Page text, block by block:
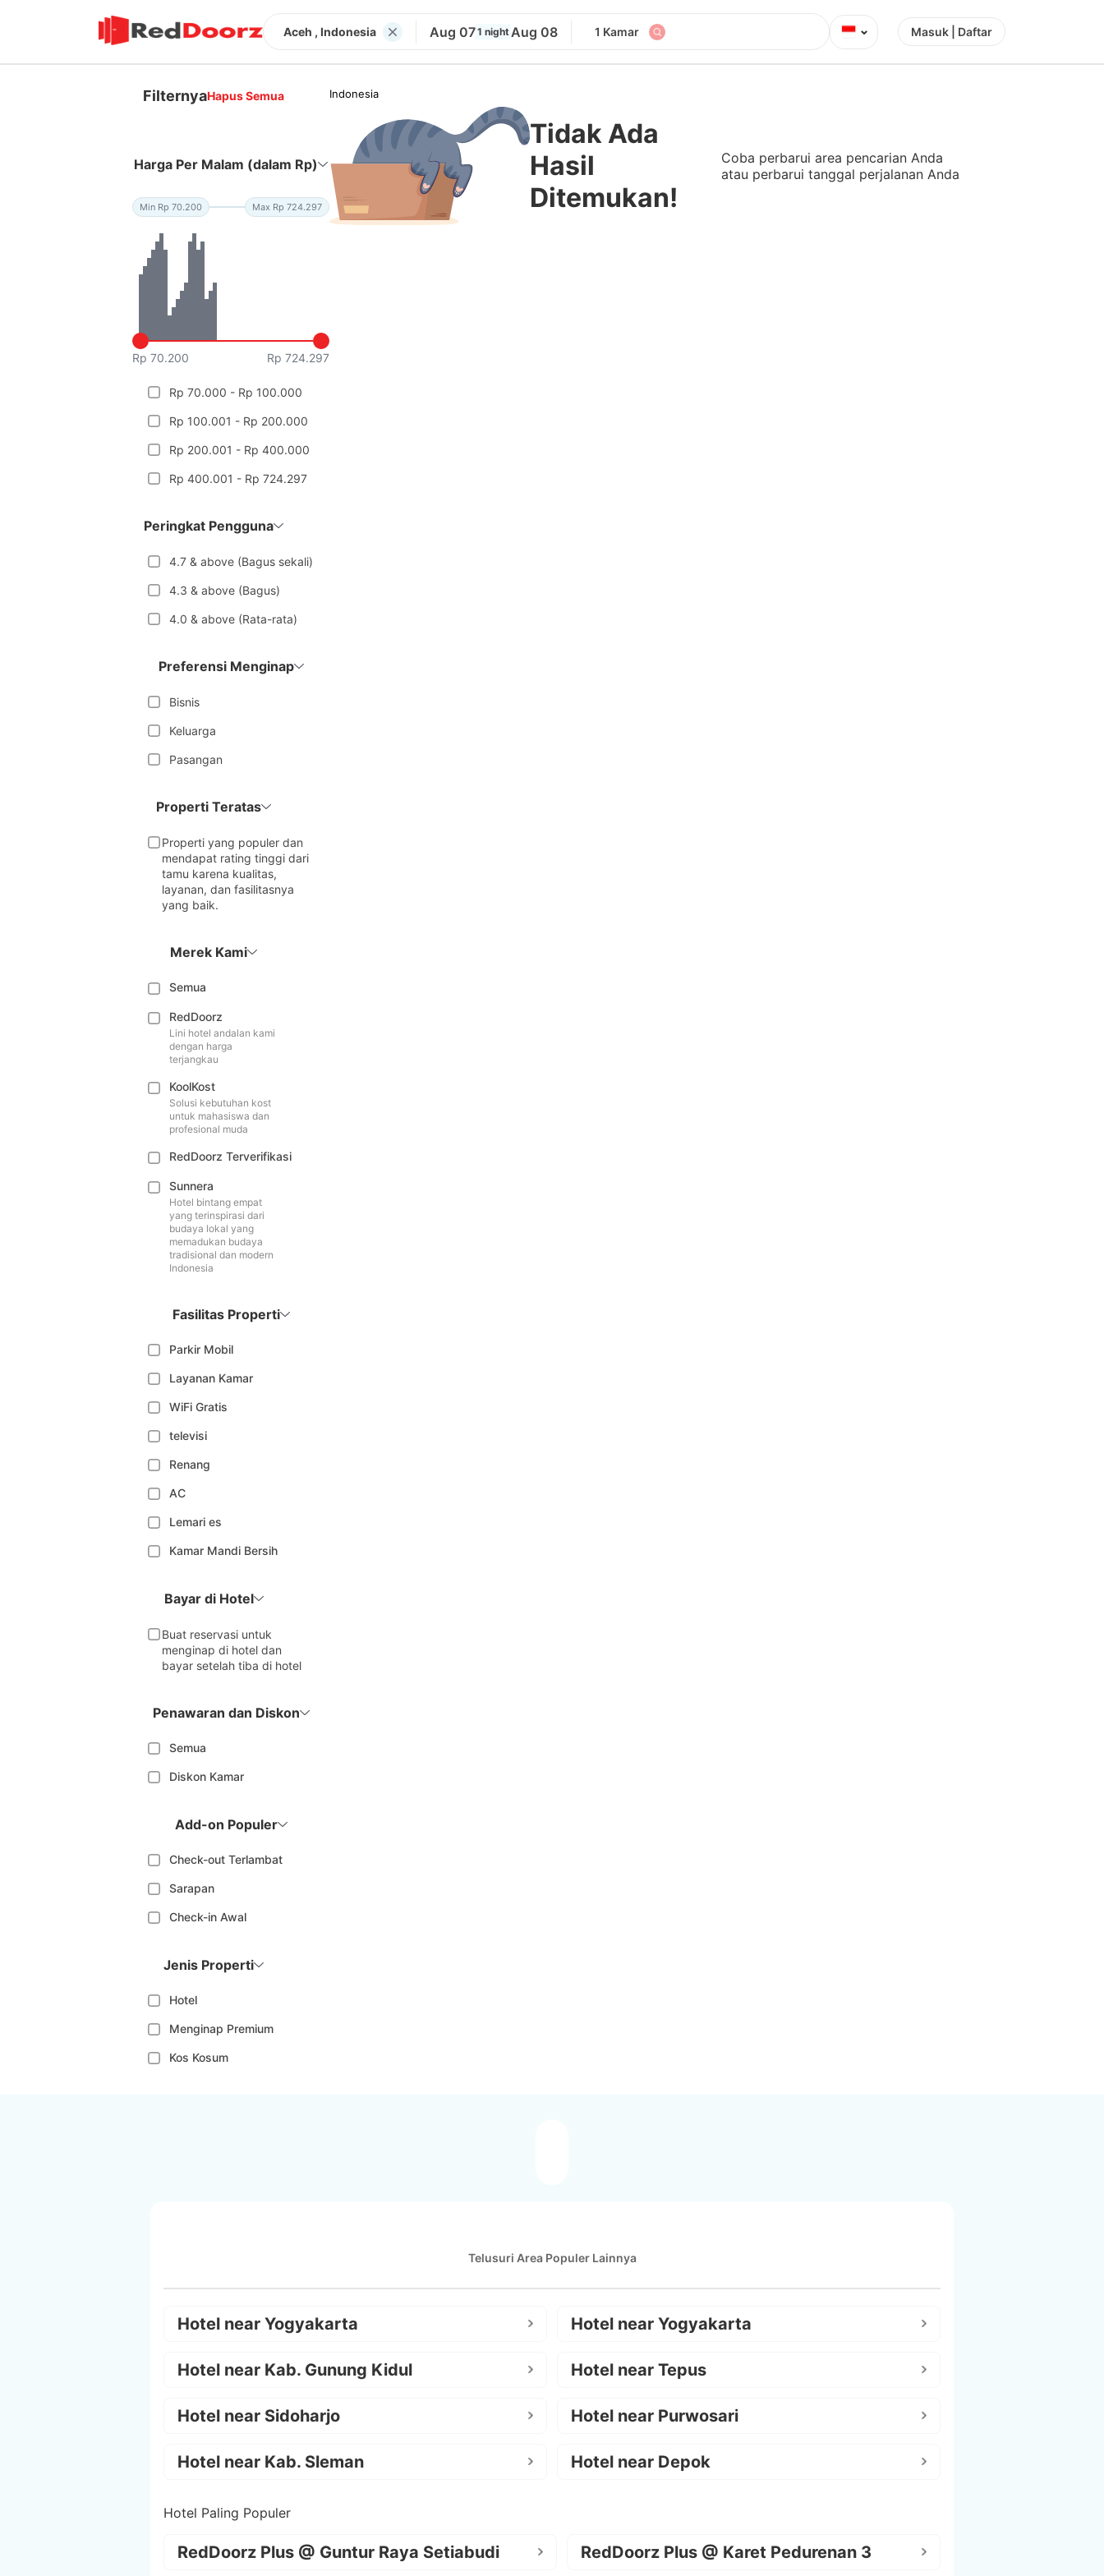
Aceh , Indonesia Aug 071 night Aug 08 1 Kamar ⌄ Masuk | Daftar
FilternyaHapus Semua
Harga Per Malam (dalam Rp)
Min Rp 70.200 Max Rp 724.297
Rp 70.200 Rp 724.297
Rp 70.000 - Rp 100.000
Rp 100.001 - Rp 200.000
Rp 200.001 - Rp 400.000
Rp 400.001 - Rp 724.297
Peringkat Pengguna
4.7 & above (Bagus sekali)
4.3 & above (Bagus)
4.0 & above (Rata-rata)
Preferensi Menginap
Bisnis
Keluarga
Pasangan
Properti Teratas
Properti yang populer dan
mendapat rating tinggi dari
tamu karena kualitas,
layanan, dan fasilitasnya
yang baik.
Merek Kami
Semua
RedDoorz
Lini hotel andalan kami
dengan harga
terjangkau
KoolKost
Solusi kebutuhan kost
untuk mahasiswa dan
profesional muda
RedDoorz Terverifikasi
Sunnera
Hotel bintang empat
yang terinspirasi dari
budaya lokal yang
memadukan budaya
tradisional dan modern
Indonesia
Fasilitas Properti
Parkir Mobil
Layanan Kamar
WiFi Gratis
televisi
Renang
AC
Lemari es
Kamar Mandi Bersih
Bayar di Hotel
Buat reservasi untuk
menginap di hotel dan
bayar setelah tiba di hotel
Penawaran dan Diskon
Semua
Diskon Kamar
Add-on Populer
Check-out Terlambat
Sarapan
Check-in Awal
Jenis Properti
Hotel
Menginap Premium
Kos Kosum
Indonesia
Tidak Ada
Hasil
Ditemukan!
Coba perbarui area pencarian Anda
atau perbarui tanggal perjalanan Anda
Telusuri Area Populer Lainnya
Hotel near Yogyakarta Hotel near Yogyakarta
Hotel near Kab. Gunung Kidul Hotel near Tepus
Hotel near Sidoharjo Hotel near Purwosari
Hotel near Kab. Sleman Hotel near Depok
Hotel Paling Populer
RedDoorz Plus @ Guntur Raya Setiabudi RedDoorz Plus @ Karet Pedurenan 3